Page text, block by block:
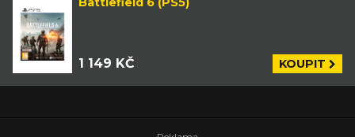
1 149 KČ KOUPIT